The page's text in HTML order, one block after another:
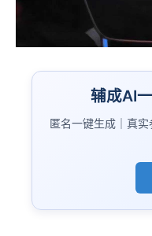
辅成AI
匿名一键生成｜真